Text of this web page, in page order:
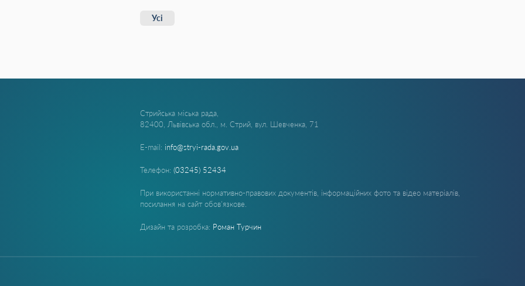
Усі
Стрийська міська рада,
82400, Львівська обл., м. Стрий, вул. Шевченка, 71
E-mail: info@stryi-rada.gov.ua
Телефон: (03245) 52434
При використанні нормативно-правових документів, інформаційних фото та відео матеріалів,
посилання на сайт обов'язкове.
Дизайн та розробка: Роман Турчин